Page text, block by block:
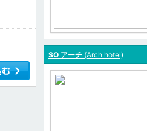
SO アーチ (Arch hotel)